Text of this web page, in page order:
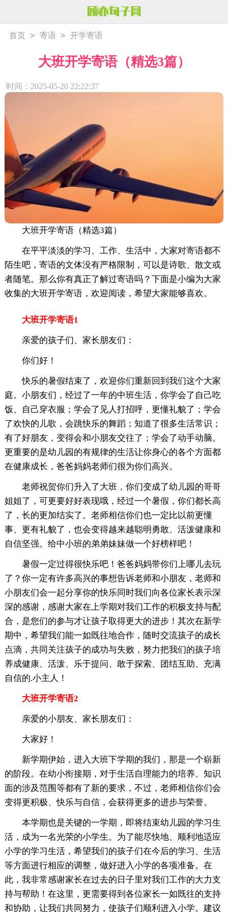
首页 > 寄语 > 开学寄语
大班开学寄语（精选3篇）
时间：2025-05-20 22:22:37
大班开学寄语（精选3篇）
在平平淡淡的学习、工作、生活中，大家对寄语都不
陌生吧，寄语的文体没有严格限制，可以是诗歌、散文或
者随笔。那么你有真正了解过寄语吗？下面是小编为大家
收集的大班开学寄语，欢迎阅读，希望大家能够喜欢。
大班开学寄语1
亲爱的孩子们、家长朋友们：
你们好！
快乐的暑假结束了，欢迎你们重新回到我们这个大家
庭。小朋友们，经过了一年的中班生活，你学会了自己吃
饭、自己穿衣服；学会了见人打招呼，更懂礼貌了；学会
了欢快的儿歌，会跳快乐的舞蹈；知道了很多生活常识；
有了好朋友，变得会和小朋友交往了；学会了动手动脑。
更重要的是幼儿园的有规律的生活让你身心的各个方面都
在健康成长，爸爸妈妈老师们很为你们高兴。
老师祝贺你们升入了大班，你们变成了幼儿园的哥哥
姐姐了，可更要好好表现哦，经过一个暑假，你们都长高
了，长的更加结实了。老师相信你们也一定比以前更懂
事、更有礼貌了，也会变得越来越聪明勇敢、活泼健康和
自信坚强。给中小班的弟弟妹妹做一个好榜样吧！
暑假一定过得很快乐吧！爸爸妈妈带你们上哪儿去玩
了？你一定有许多高兴的事想告诉老师和小朋友，老师和
小朋友们会一起分享你的快乐同时我们向各位家长表示深
深的感谢，感谢大家在上学期对我们工作的积极支持与配
合，是您们的参与才让孩子取得更大的进步！其次在新学
期中，希望我们能一如既往地合作，随时交流孩子的成长
点滴，共同关注孩子的成功与失败，努力把我们的孩子培
养成健康、活泼、乐于提问、敢于探索、团结互助、充满
自信的.小主人！
大班开学寄语2
亲爱的小朋友、家长朋友们：
大家好！
新学期伊始，进入大班下学期的我们，那是一个崭新
的阶段。在幼小衔接期，对于生活自理能力的培养、知识
面的涉及范围等都有了新的要求，不过，老师相信你们会
变得更积极、快乐与自信，会获得更多的进步与荣誉。
本学期也是关键的一学期，即将结束幼儿园的学习生
活，成为一名光荣的小学生。为了能尽快地、顺利地适应
小学的学习生活，希望我们的孩子们在今后的学习、生活
等方面进行相应的调整，做好进入小学的各项准备。在
此，我非常感谢家长在过去的日子里对我们工作的大力支
持与帮助！在这里，更需要得到各位家长一如既往的支持
和协助，让我们共同努力，使孩子们顺利进入小学。建议